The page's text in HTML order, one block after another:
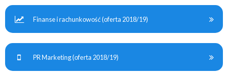
Finanse i rachunkowość (oferta 2018/19)
PR Marketing (oferta 2018/19)